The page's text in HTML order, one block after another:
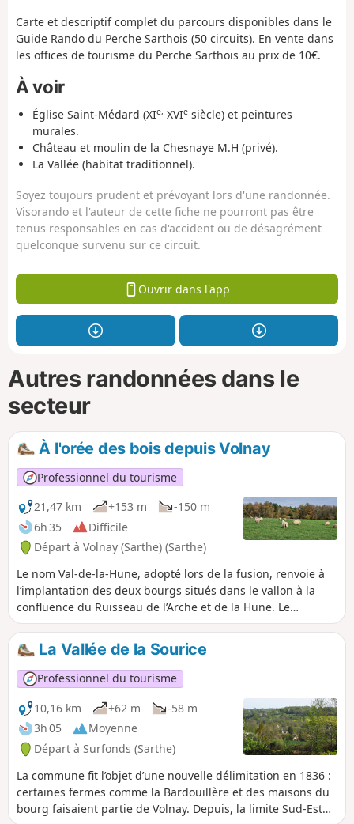
Carte et descriptif complet du parcours disponibles dans le
Guide Rando du Perche Sarthois (50 circuits). En vente dans
les offices de tourisme du Perche Sarthois au prix de 10€.
À voir
Église Saint-Médard (XIe, XVIe siècle) et peintures
murales.
Château et moulin de la Chesnaye M.H (privé).
La Vallée (habitat traditionnel).
Soyez toujours prudent et prévoyant lors d'une randonnée.
Visorando et l'auteur de cette fiche ne pourront pas être
tenus responsables en cas d'accident ou de désagrément
quelconque survenu sur ce circuit.
Ouvrir dans l'app
Autres randonnées dans le
secteur
À l'orée des bois depuis Volnay
Professionnel du tourisme
21,47 km
+153 m
-150 m
6h 35
Difficile
Départ à Volnay (Sarthe) (Sarthe)
Le nom Val-de-la-Hune, adopté lors de la fusion, renvoie à
l’implantation des deux bourgs situés dans le vallon à la
confluence du Ruisseau de l’Arche et de la Hune. Le
territoire est occupé très anciennement, en témoigne le
dolmen, situé à la limite avec Tresson, datant du
Néolithique ainsi que la voie antique, Via Turniacensis,
reliant Le Mans à Blois ; passant par Volnay et Saint-Mars-
de-Locquenay avant de se diriger vers la Vallée du Loir. Elle
favorisa le développement de grands domaines agricoles,
expliquant la présence de nombreux fiefs à l’époque
médiévale dont il reste peu de vestiges (Champion, Pois, le
Grand Yvay, Mélève, Sargilet) à l’exception de la Chesnaye
qui les engloba pour la plupart au cours de l’Époque
Moderne (XVIe-XVIIIe siècle).
La Vallée de la Sourice
Professionnel du tourisme
10,16 km
+62 m
-58 m
3h 05
Moyenne
Départ à Surfonds (Sarthe)
La commune fit l’objet d’une nouvelle délimitation en 1836 :
certaines fermes comme la Bardouillère et des maisons du
bourg faisaient partie de Volnay. Depuis, la limite Sud-Est